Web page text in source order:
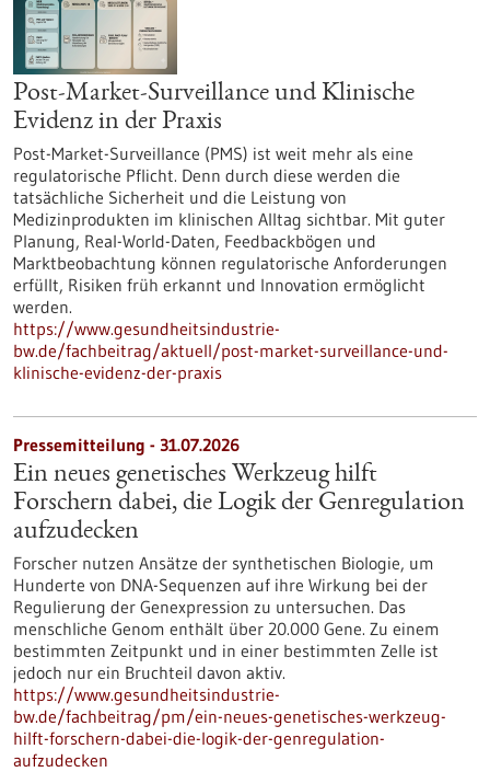
Post-Market-Surveillance und Klinische
Evidenz in der Praxis
Post-Market-Surveillance (PMS) ist weit mehr als eine
regulatorische Pflicht. Denn durch diese werden die
tatsächliche Sicherheit und die Leistung von
Medizinprodukten im klinischen Alltag sichtbar. Mit guter
Planung, Real-World-Daten, Feedbackbögen und
Marktbeobachtung können regulatorische Anforderungen
erfüllt, Risiken früh erkannt und Innovation ermöglicht
werden.
https://www.gesundheitsindustrie-
bw.de/fachbeitrag/aktuell/post-market-surveillance-und-
klinische-evidenz-der-praxis
Pressemitteilung - 31.07.2026
Ein neues genetisches Werkzeug hilft
Forschern dabei, die Logik der Genregulation
aufzudecken
Forscher nutzen Ansätze der synthetischen Biologie, um
Hunderte von DNA-Sequenzen auf ihre Wirkung bei der
Regulierung der Genexpression zu untersuchen. Das
menschliche Genom enthält über 20.000 Gene. Zu einem
bestimmten Zeitpunkt und in einer bestimmten Zelle ist
jedoch nur ein Bruchteil davon aktiv.
https://www.gesundheitsindustrie-
bw.de/fachbeitrag/pm/ein-neues-genetisches-werkzeug-
hilft-forschern-dabei-die-logik-der-genregulation-
aufzudecken